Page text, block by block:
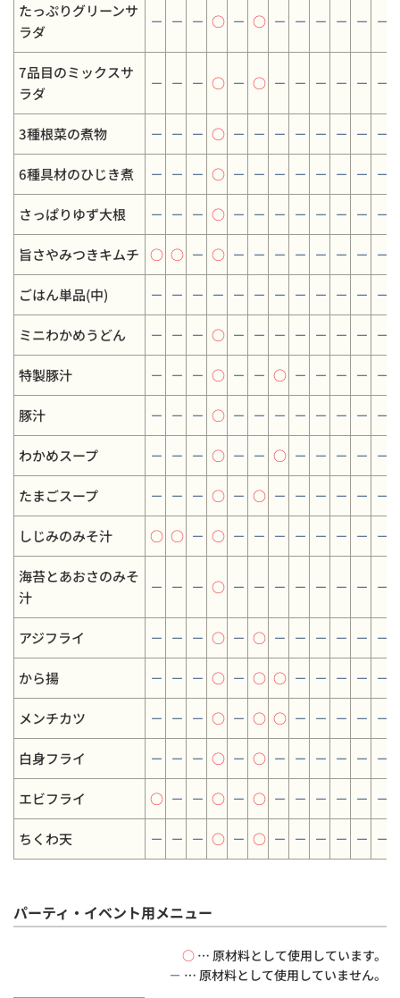
たっぷりグリーンサ
ラダ
－ － － ○ － ○ － － － － － －
7品目のミックスサ
ラダ
－ － － ○ － ○ － － － － － －
3種根菜の煮物 － － － ○ － － － － － － － －
6種具材のひじき煮 － － － ○ － － － － － － － －
さっぱりゆず大根 － － － ○ － － － － － － － －
旨さやみつきキムチ ○ ○ － ○ － － － － － － － －
ごはん単品(中) － － － － － － － － － － － －
ミニわかめうどん － － － ○ － － － － － － － －
特製豚汁 － － － ○ － － ○ － － － － －
豚汁 － － － ○ － － － － － － － －
わかめスープ － － － ○ － － ○ － － － － －
たまごスープ － － － ○ － ○ － － － － － －
しじみのみそ汁 ○ ○ － ○ － － － － － － － －
海苔とあおさのみそ
汁
－ － － ○ － － － － － － － －
アジフライ － － － ○ － ○ － － － － － －
から揚 － － － ○ － ○ ○ － － － － －
メンチカツ － － － ○ － ○ ○ － － － － －
白身フライ － － － ○ － ○ － － － － － －
エビフライ ○ － － ○ － ○ － － － － － －
ちくわ天 － － － ○ － ○ － － － － － －
パーティ・イベント用メニュー
○ … 原材料として使用しています。
－ … 原材料として使用していません。